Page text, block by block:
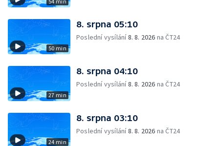
50 min
8. srpna 05:10
Poslední vysílání8. 8. 2026 na ČT24
27 min
8. srpna 04:10
Poslední vysílání8. 8. 2026 na ČT24
24 min
8. srpna 03:10
Poslední vysílání8. 8. 2026 na ČT24